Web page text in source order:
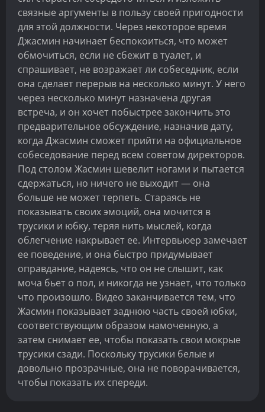
связные аргументы в пользу своей пригодности
для этой должности. Через некоторое время
Джасмин начинает беспокоиться, что может
обмочиться, если не сбежит в туалет, и
спрашивает, не возражает ли собеседник, если
она сделает перерыв на несколько минут. У него
через несколько минут назначена другая
встреча, и он хочет побыстрее закончить это
предварительное обсуждение, назначив дату,
когда Джасмин сможет прийти на официальное
собеседование перед всем советом директоров.
Под столом Жасмин шевелит ногами и пытается
сдержаться, но ничего не выходит — она
больше не может терпеть. Стараясь не
показывать своих эмоций, она мочится в
трусики и юбку, теряя нить мыслей, когда
облегчение накрывает ее. Интервьюер замечает
ее поведение, и она быстро придумывает
оправдание, надеясь, что он не слышит, как
моча бьет о пол, и никогда не узнает, что только
что произошло. Видео заканчивается тем, что
Жасмин показывает заднюю часть своей юбки,
соответствующим образом намоченную, а
затем снимает ее, чтобы показать свои мокрые
трусики сзади. Поскольку трусики белые и
довольно прозрачные, она не поворачивается,
чтобы показать их спереди.